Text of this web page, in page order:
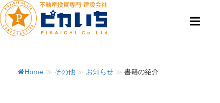
Home ≫ その他 ≫ お知らせ ≫ 書籍の紹介